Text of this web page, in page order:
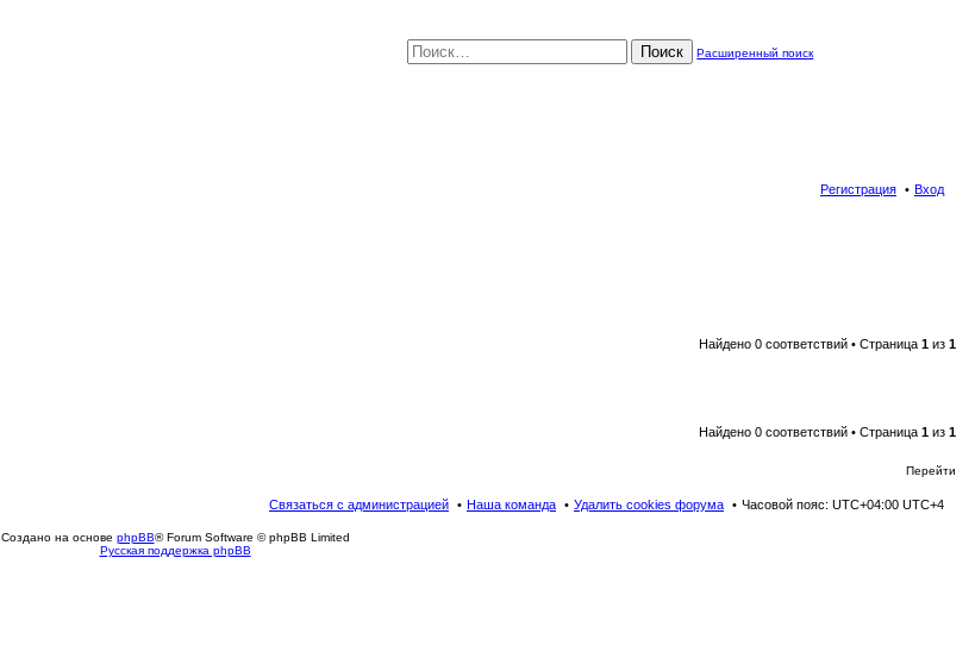
Поиск Расширенный поиск
Вход
Регистрация
Найдено 0 соответствий • Страница 1 из 1
Найдено 0 соответствий • Страница 1 из 1
Перейти
Часовой пояс: UTC+04:00 UTC+4
Удалить cookies форума
Наша команда
Связаться с администрацией
Создано на основе phpBB® Forum Software © phpBB Limited
Русская поддержка phpBB